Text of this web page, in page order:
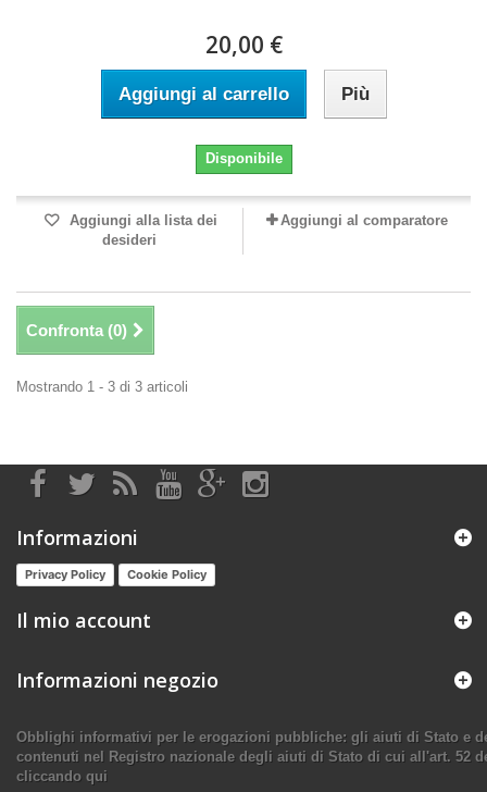
20,00 €
Aggiungi al carrello Più
Disponibile
Aggiungi alla lista dei
desideri
Aggiungi al comparatore
Confronta (0)
Mostrando 1 - 3 di 3 articoli
Informazioni
Privacy Policy Cookie Policy
Il mio account
Informazioni negozio
Obblighi informativi per le erogazioni pubbliche: gli aiuti di Stato e
contenuti nel Registro nazionale degli aiuti di Stato di cui all'art. 52
cliccando qui